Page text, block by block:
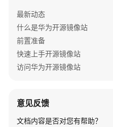
入
门
用
户
常
见
最新动态
什么是华为开源镜像站
前置准备
快速上手开源镜像站
访问华为开源镜像站
意见反馈
文档内容是否对您有帮助？